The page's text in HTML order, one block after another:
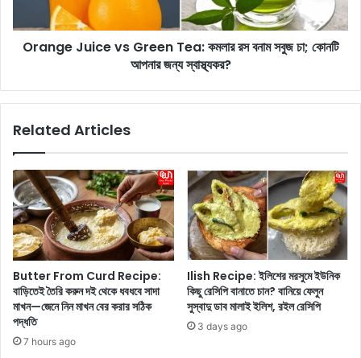
অ
ত্যা
লু
ছ
বি
দে
খু
ন
i
r
n
T
e
a
:
ম
লা
র
Orange Juice vs Green Tea: কমলার রস বনাম সবুজ চা; কোনটি
আপনার জন্য স্বাস্থ্যকর?
Related Articles
Butter From Curd Recipe:
বাড়িতেই তৈরি করুন দই থেকে ধবধবে সাদা
মাখন—জেনে নিন মাখন বের করার সঠিক
পদ্ধতি
7 hours ago
Ilish Recipe: ইলিশের মরসুমে ইউনিক
কিছু রেসিপি বানাতে চান? বানিয়ে ফেলুন
সুস্বাদু ডাব মালাই ইলিশ, রইল রেসিপি
3 days ago